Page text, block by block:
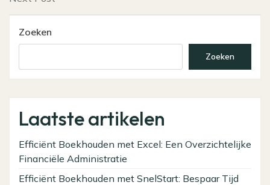
Zoeken
Zoeken
Laatste artikelen
Efficiënt Boekhouden met Excel: Een Overzichtelijke
Financiële Administratie
Efficiënt Boekhouden met SnelStart: Bespaar Tijd